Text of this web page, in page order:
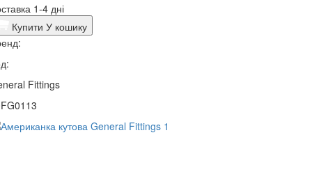
1-4 дні
Купити У кошику
Fittings